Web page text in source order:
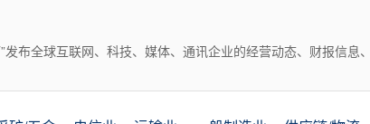
发布全球互联网、科技、媒体、通讯企业的经营动态、财报信息